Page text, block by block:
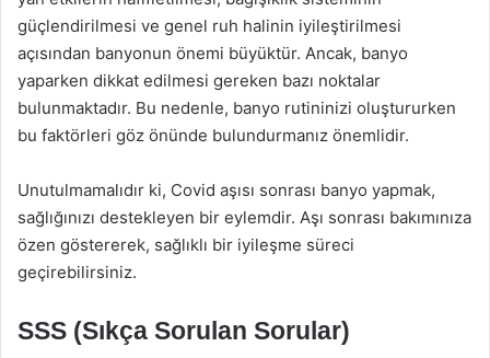
güçlendirilmesi ve genel ruh halinin iyileştirilmesi
açısından banyonun önemi büyüktür. Ancak, banyo
yaparken dikkat edilmesi gereken bazı noktalar
bulunmaktadır. Bu nedenle, banyo rutininizi oluştururken
bu faktörleri göz önünde bulundurmanız önemlidir.
Unutulmamalıdır ki, Covid aşısı sonrası banyo yapmak,
sağlığınızı destekleyen bir eylemdir. Aşı sonrası bakımınıza
özen göstererek, sağlıklı bir iyileşme süreci
geçirebilirsiniz.
SSS (Sıkça Sorulan Sorular)